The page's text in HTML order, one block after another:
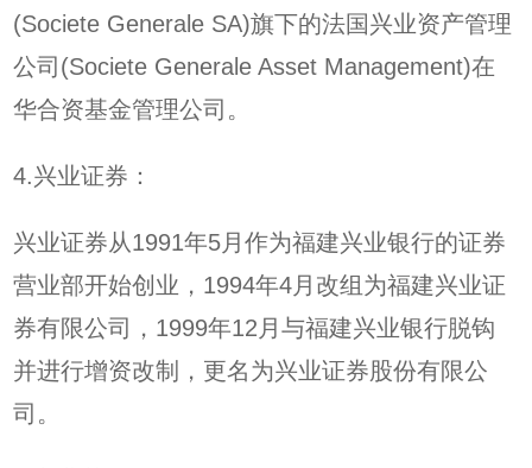
(Societe Generale SA)旗下的法国兴业资产管理
公司(Societe Generale Asset Management)在
华合资基金管理公司。
4.兴业证券：
兴业证券从1991年5月作为福建兴业银行的证券
营业部开始创业，1994年4月改组为福建兴业证
券有限公司，1999年12月与福建兴业银行脱钩
并进行增资改制，更名为兴业证券股份有限公
司。